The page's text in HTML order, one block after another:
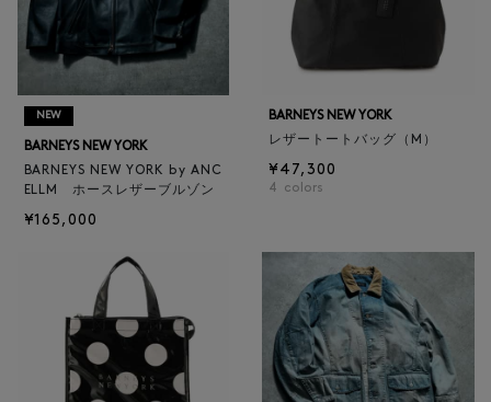
NEW
BARNEYS NEW YORK
BARNEYS NEW YORK by ANC
ELLM ホースレザーブルゾン
¥165,000
BARNEYS NEW YORK
レザートートバッグ（M）
¥47,300
4 colors